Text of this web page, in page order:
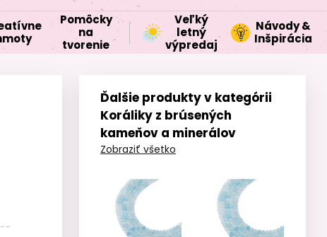
Pomôcky
na
tvorenie
Veľký
letný
výpredaj
Návody &
Inšpirácia
Ďalšie produkty v kategórii
Koráliky z brúsených
kameňov a minerálov
Zobraziť všetko